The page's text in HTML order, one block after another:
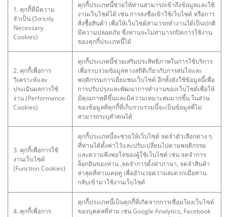
1. คุกกี้ที่มีความ
จำเป็น (Strictly
Necessary
Cookies)
คุกกี้ประเภทนี้ช่วยให้ท่านสามารถเข้าถึงข้อมูลและใช้
งานเว็บไซต์ได้ เช่น การลงชื่อเข้าใช้เว็บไซต์ หรือการ
สั่งซื้อสินค้า เพื่อให้เว็บไซต์สามารถทำงานได้เป็นปกติ
มีความปลอดภัย ซึ่งท่านจะไม่สามารถปิดการใช้งาน
ของคุกกี้ประเภทนี้ได้
2. คุกกี้เพื่อการ
วิเคราะห์และ
ประเมินผลการใช้
งาน (Performance
Cookies)
คุกกี้ประเภทนี้ช่วยเสริมประสิทธิภาพในการใช้บริการ
เพื่อรวบรวมข้อมูลทางสถิติเกี่ยวกับการสนใจและ
พฤติกรรมการเยี่ยมชมเว็บไซต์ อีกทั้งยังใช้ข้อมูลนี้เพื่อ
การปรับปรุงและพัฒนาการทำงานของเว็บไซต์เพื่อให้
มีคุณภาพดีขึ้นและมีความเหมาะสมมากขึ้น ในส่วน
ของข้อมูลที่คุกกี้ที่เก็บรวบรวมนี้จะเป็นข้อมูลที่ไม่
สามารถระบุตัวตนได้
3. คุกกี้เพื่อการใช้
งานเว็บไซต์
(Function Cookies)
คุกกี้ประเภทนี้จะช่วยให้เว็บไซต์ จดจำตัวเลือกต่าง ๆ
ที่ท่านได้ตั้งค่าไว้และปรับเปลี่ยนไปตามพฤติกรรม
และความพึงพอใจของผู้ใช้เว็บไซต์ เช่น จดจำการ
ล็อกอินของท่าน ,จดจำการตั้งค่าภาษา, จดจำสินค้า
ล่าสุดที่ท่านเคยดู เพื่ออำนวยความสะดวกเมื่อท่าน
กลับเข้ามาใช้งานเว็บไซต์
4. คุกกี้เพื่อการ
คุกกี้ประเภทนี้เป็นคุกกี้ที่เกิดจากการเชื่อมโยงเว็บไซต์
ของบุคคลที่สาม เช่น Google Analytics, Facebook